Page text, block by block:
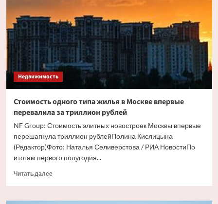
элитного
жилья
в
Москве
Недвижимость
Стоимость одного типа жилья в Москве впервые
перевалила за триллион рублей
NF Group: Стоимость элитных новостроек Москвы впервые
перешагнула триллион рублейПолина Кислицына
(Редактор)Фото: Наталья Селиверстова / РИА НовостиПо
итогам первого полугодия...
Читать далееПрочитать
Стоимость